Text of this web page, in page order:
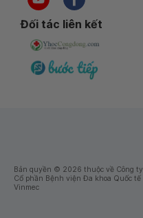
Đối tác liên kết
Bản quyền © 2026 thuộc về Công ty
Cổ phần Bệnh viện Đa khoa Quốc tế
Vinmec